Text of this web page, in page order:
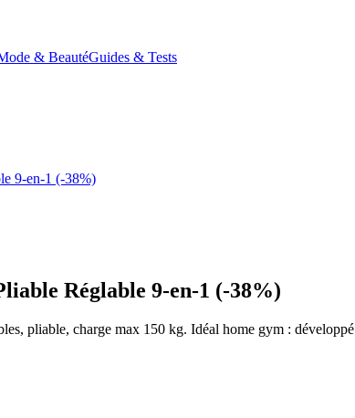
& BeautéGuides & Tests
9-en-1 (-38%)
Réglable 9-en-1 (-38%)
pliable, charge max 150 kg. Idéal home gym :